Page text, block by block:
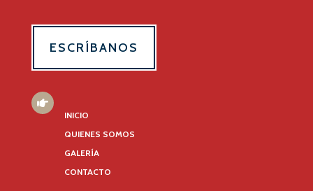
ESCRÍBANOS

INICIO
QUIENES SOMOS
GALERÍA
CONTACTO